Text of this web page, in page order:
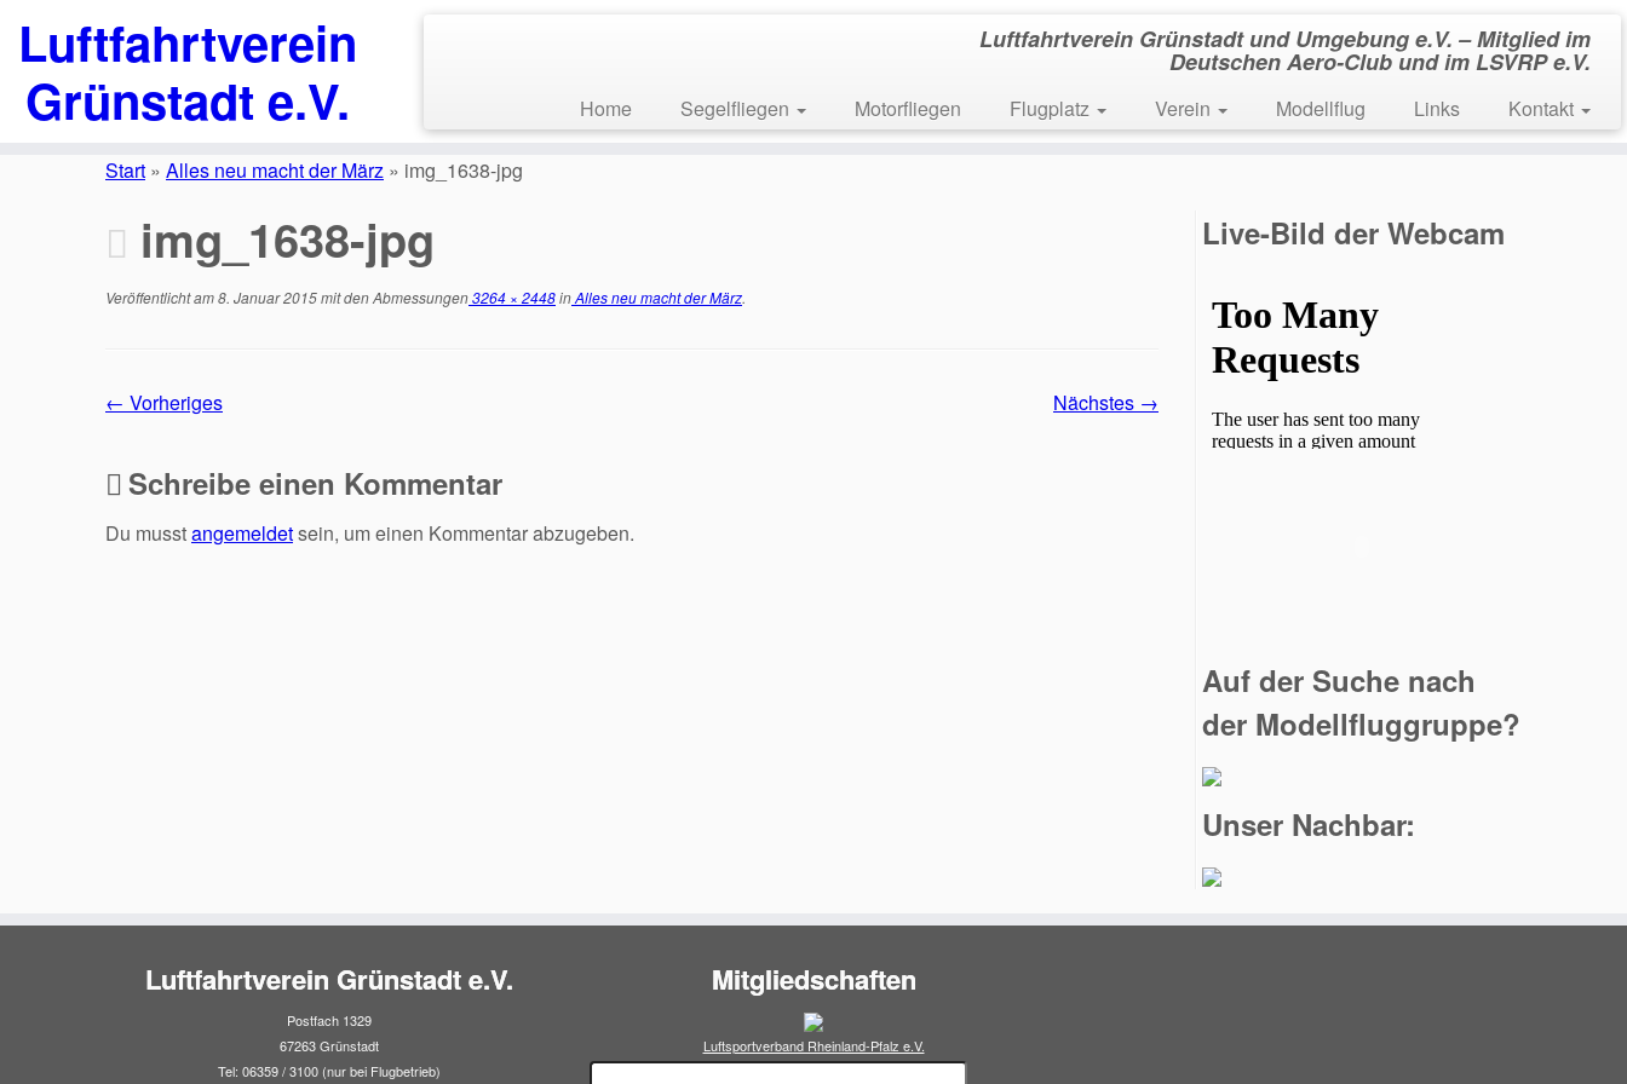
Luftfahrtverein
Grünstadt e.V.
Luftfahrtverein Grünstadt und Umgebung e.V. – Mitglied im
Deutschen Aero-Club und im LSVRP e.V.
Home Segelfliegen Motorfliegen Flugplatz Verein Modellflug Links Kontakt
Start » Alles neu macht der März » img_1638-jpg
img_1638-jpg
Veröffentlicht am8. Januar 2015mit den Abmessungen3264 × 2448inAlles neu macht der März.
← Vorheriges Nächstes →
Schreibe einen Kommentar
Du musstangemeldetsein, um einen Kommentar abzugeben.
Live-Bild der Webcam
Auf der Suche nach
der Modellfluggruppe?
Unser Nachbar:
Luftfahrtverein Grünstadt e.V.
Postfach 1329
67263 Grünstadt
Tel: 06359 / 3100 (nur bei Flugbetrieb)
Mitgliedschaften
Luftsportverband Rheinland-Pfalz e.V.
Suchen